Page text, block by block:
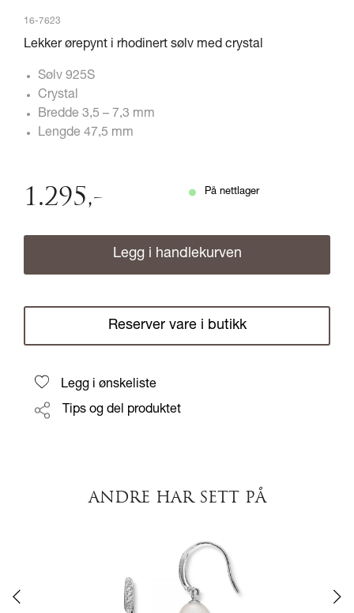
16-7623
Lekker ørepynt i rhodinert sølv med crystal
Sølv 925S
Crystal
Bredde 3,5 – 7,3 mm
Lengde 47,5 mm
1.295,- På nettlager
Legg i handlekurven
Reserver vare i butikk
Legg i ønskeliste
Tips og del produktet
ANDRE HAR SETT PÅ